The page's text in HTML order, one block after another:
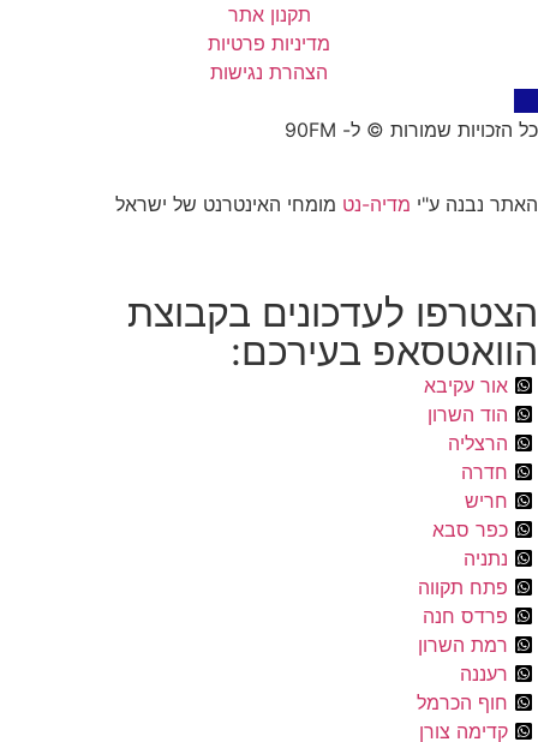
תקנון אתר
מדיניות פרטיות
הצהרת נגישות
כל הזכויות שמורות © ל- 90FM
האתר נבנה ע"י מדיה-נט מומחי האינטרנט של ישראל
הצטרפו לעדכונים בקבוצת
הוואטסאפ בעירכם:
אור עקיבא
הוד השרון
הרצליה
חדרה
חריש
כפר סבא
נתניה
פתח תקווה
פרדס חנה
רמת השרון
רעננה
חוף הכרמל
קדימה צורן